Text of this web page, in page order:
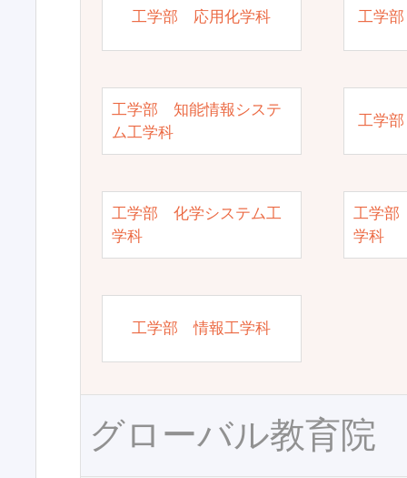
工学部 応用化学科 工学
工学部 知能情報システ
ム工学科
工学
工学部 化学システム工
学科
工学部
学科
工学部 情報工学科
グローバル教育院